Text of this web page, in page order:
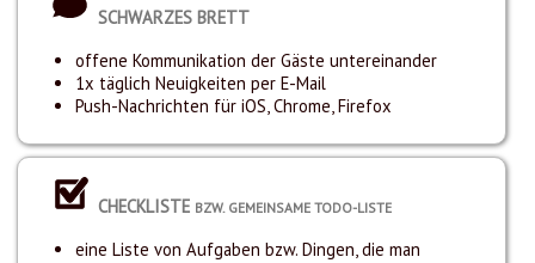
SCHWARZES BRETT
offene Kommunikation der Gäste untereinander
1x täglich Neuigkeiten per E-Mail
Push-Nachrichten für iOS, Chrome, Firefox
CHECKLISTE BZW. GEMEINSAME TODO-LISTE
eine Liste von Aufgaben bzw. Dingen, die man